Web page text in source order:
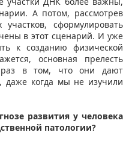
А потом, рассмотрев
сформулировать
в этот сценарий. И уже
к созданию физической
основная прелесть
раз в том, что они дают
даже когда мы не изучили
развития у человека
патологии?